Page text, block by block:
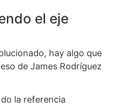
el eje
hay algo que
de James Rodríguez
la referencia